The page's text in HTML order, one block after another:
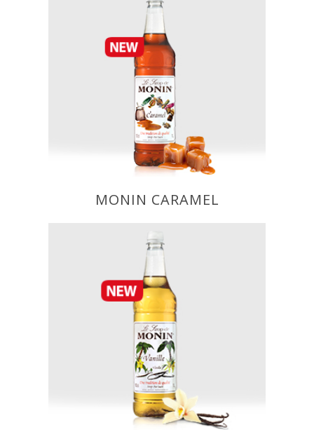
MONIN Caramel
Karamel znamená karamelizovaný
cukr, který se tradičně vyrábí
roztavením cukru v misce s vodou.
Bohatá chuť a barva karamelu je
výsledkem procesu zahřívání a tání
cukru. Karamelová chuť se používá
zejména v kávových nápojích,
koktejlech, dezertech a jiných
kulinářských jídlech.
1L PET
MONIN CARAMEL
MONIN Vanilla
Chcete-li vytvořit nejlepší vanilkový
sirup na světě, musíte mít nejlepší
vanilkový extrakt na světě. Již více
než 90 let používá MONIN vynikající
vanilkový extrakt z Madagaskaru.
Tento čistý extrakt dodá vanilce
MONIN skvělou chuť, která odlišuje
vaše recepty. Objevte, jak může
MONIN vanilla vylepšit prakticky
jakýkoli nápoj!
1L PET